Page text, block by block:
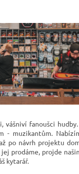
vášniví fanoušci
- muzikantům.
po návrh projektu
prodáme, projde
kytarář.